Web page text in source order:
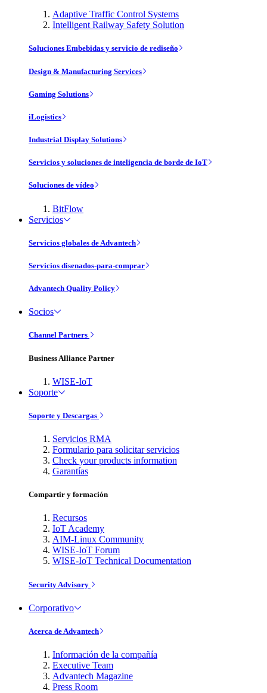
Adaptive Traffic Control Systems
Intelligent Railway Safety Solution
Soluciones Embebidas y servicio de rediseño
Design & Manufacturing Services
Gaming Solutions
iLogistics
Industrial Display Solutions
Servicios y soluciones de inteligencia de borde de IoT
Soluciones de vídeo
BitFlow
Servicios
Servicios globales de Advantech
Servicios disenados-para-comprar
Advantech Quality Policy
Socios
Channel Partners
Business Alliance Partner
WISE-IoT
Soporte
Soporte y Descargas
Servicios RMA
Formulario para solicitar servicios
Check your products information
Garantías
Compartir y formación
Recursos
IoT Academy
AIM-Linux Community
WISE-IoT Forum
WISE-IoT Technical Documentation
Security Advisory
Corporativo
Acerca de Advantech
Información de la compañía
Executive Team
Advantech Magazine
Press Room